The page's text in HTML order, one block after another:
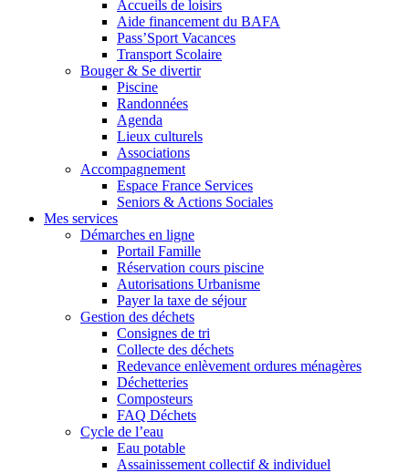
Accueils de loisirs
Aide financement du BAFA
Pass’Sport Vacances
Transport Scolaire
Bouger & Se divertir
Piscine
Randonnées
Agenda
Lieux culturels
Associations
Accompagnement
Espace France Services
Seniors & Actions Sociales
Mes services
Démarches en ligne
Portail Famille
Réservation cours piscine
Autorisations Urbanisme
Payer la taxe de séjour
Gestion des déchets
Consignes de tri
Collecte des déchets
Redevance enlèvement ordures ménagères
Déchetteries
Composteurs
FAQ Déchets
Cycle de l’eau
Eau potable
Assainissement collectif & individuel